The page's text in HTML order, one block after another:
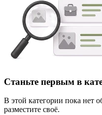
Станьте первым в
В этой категории пока нет
разместите своё.